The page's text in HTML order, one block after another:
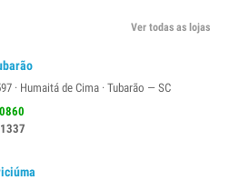
Ver todas as lojas
· Humaitá de Cima · Tubarão — SC